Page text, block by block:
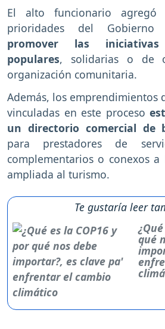
El alto funcionario
prioridades del
promover las
populares, solidarias o de
organización comunitaria.
Además, los emprendimientos
vinculadas en este proceso
un directorio comercial de
para prestadores de
complementarios o conexos
ampliada al turismo.
Te gustaría leer
qué